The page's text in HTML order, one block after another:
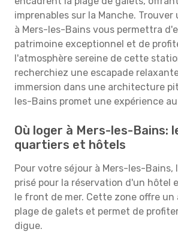
imprenables sur la Manche.
à Mers-les-Bains vous permettra
patrimoine exceptionnel et de
l'atmosphère sereine de cette
recherchiez une escapade
immersion dans une architecture
les-Bains promet une expérience
Où loger à Mers-les-Bains:
quartiers et hôtels
Pour votre séjour à Mers-les-Bains,
prisé pour la réservation d'un hôtel
le front de mer. Cette zone offre un
plage de galets et permet de
digue.